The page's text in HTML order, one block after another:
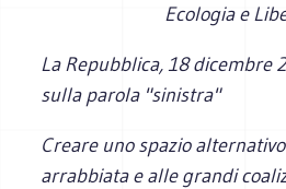
Ecologia e
La Repubblica, 18 dicembre
sulla parola "sinistra"
Creare uno spazio
arrabbiata e alle grandi